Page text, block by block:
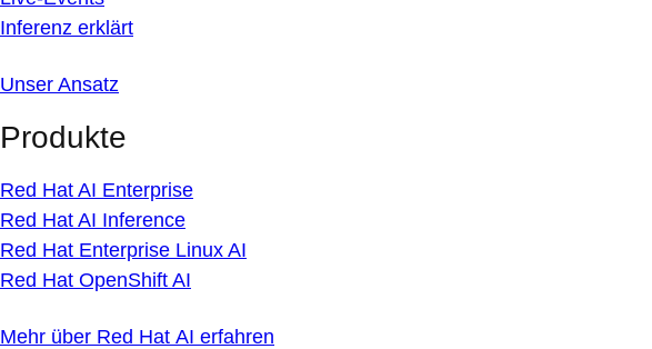
Inferenz erklärt
Unser Ansatz
Produkte
Red Hat AI Enterprise
Red Hat AI Inference
Red Hat Enterprise Linux AI
Red Hat OpenShift AI
Mehr über Red Hat AI erfahren